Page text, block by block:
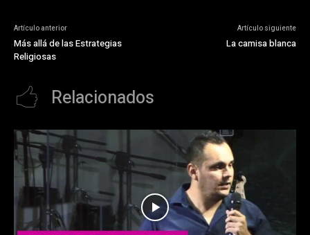
Artículo anterior
Más allá de las Estrategias
Religiosas
Artículo siguiente
La camisa blanca
Relacionados